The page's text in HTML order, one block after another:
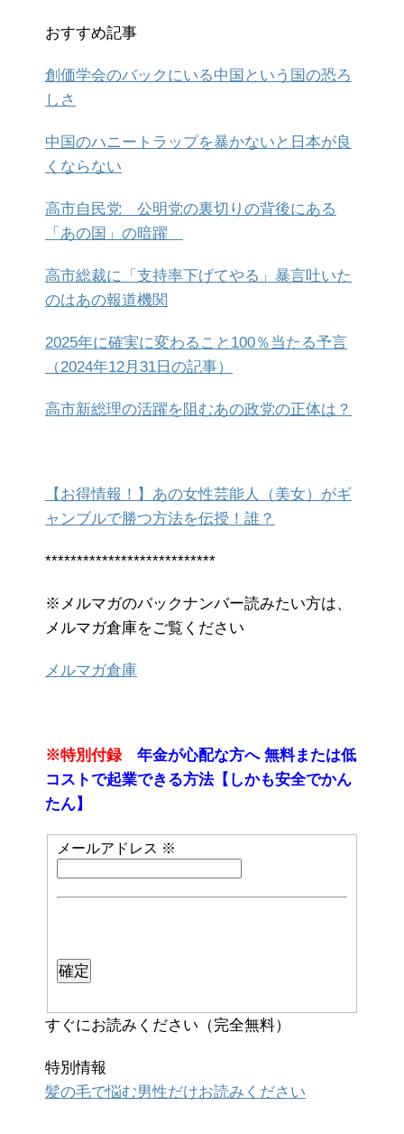
おすすめ記事
創価学会のバックにいる中国という国の恐ろ
しさ
中国のハニートラップを暴かないと日本が良
くならない
高市自民党 公明党の裏切りの背後にある
「あの国」の暗躍
高市総裁に「支持率下げてやる」暴言吐いた
のはあの報道機関
2025年に確実に変わること100％当たる予言
（2024年12月31日の記事）
高市新総理の活躍を阻むあの政党の正体は？
【お得情報！】あの女性芸能人（美女）がギ
ャンブルで勝つ方法を伝授！誰？
***************************
※メルマガのバックナンバー読みたい方は、
メルマガ倉庫をご覧ください
メルマガ倉庫
※特別付録
年金が心配な方へ 無料または低
コストで起業できる方法【しかも安全でかん
たん】
メールアドレス ※
すぐにお読みください（完全無料）
特別情報
髪の毛で悩む男性だけお読みください